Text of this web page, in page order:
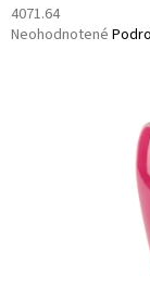
4071.64
Priemerné
Neohodnotené